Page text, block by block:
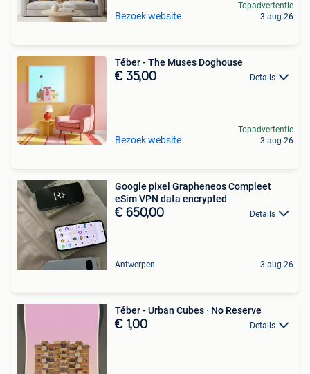
Bezoek website
Topadvertentie
3 aug 26
Téber - The Muses Doghouse
€ 35,00 Details
Bezoek website
Topadvertentie
3 aug 26
Google pixel Grapheneos Compleet
eSim VPN data encrypted
€ 650,00 Details
Antwerpen 3 aug 26
Téber - Urban Cubes · No Reserve
€ 1,00 Details